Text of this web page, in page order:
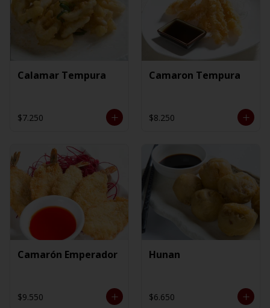
Calamar Tempura
$7.250
Camaron Tempura
$8.250
Camarón Emperador
$9.550
Hunan
$6.650